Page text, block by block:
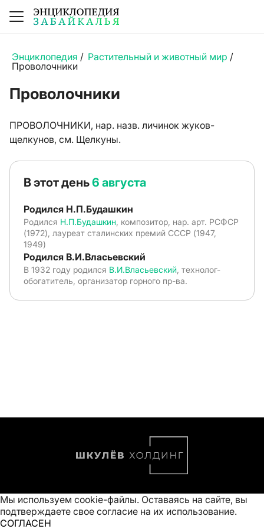
Энциклопедия / Растительный и животный мир /
Проволочники
Проволочники
ПРОВОЛОЧНИКИ, нар. назв. личинок жуков-
щелкунов, см. Щелкуны.
В этот день6 августа
Родился Н.П.Будашкин
Родился Н.П.Будашкин , композитор, нар. арт. РСФСР
(1972), лауреат сталинских премий СССР (1947,
1949)
Родился В.И.Власьевский
В 1932 году родился В.И.Власьевский , технолог-
обогатитель, организатор горного пр-ва.
Мы используем cookie-файлы. Оставаясь на сайте, вы
подтверждаете свое согласие на их использование.
СОГЛАСЕН